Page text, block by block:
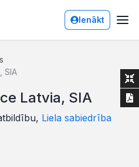
Ienākt
SIA
Latvia, SIA
Liela sabiedrība